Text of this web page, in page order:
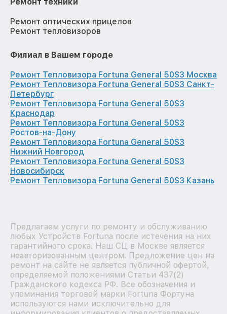
Ремонт оптических прицелов
Ремонт тепловизоров
Филиал в Вашем городе
Ремонт Тепловизора Fortuna General 50S3 Москва
Ремонт Тепловизора Fortuna General 50S3 Санкт-
Петербург
Ремонт Тепловизора Fortuna General 50S3
Краснодар
Ремонт Тепловизора Fortuna General 50S3
Ростов-на-Дону
Ремонт Тепловизора Fortuna General 50S3
Нижний Новгород
Ремонт Тепловизора Fortuna General 50S3
Новосибирск
Ремонт Тепловизора Fortuna General 50S3 Казань
Предлагаем услуги по ремонту и обслуживанию
любых Устройств Fortuna после истечения на них
гарантийного срока. Наш СЦ в Москве является
неавторизованным центром. Предложение цен на
ремонт на сайте не является публичной офертой,
определяемой положениями Статьи 437(2)
Гражданского кодекса РФ. Все обозначения и
упоминания торговой марки Fortuna Фортуна
используются нами исключительно для